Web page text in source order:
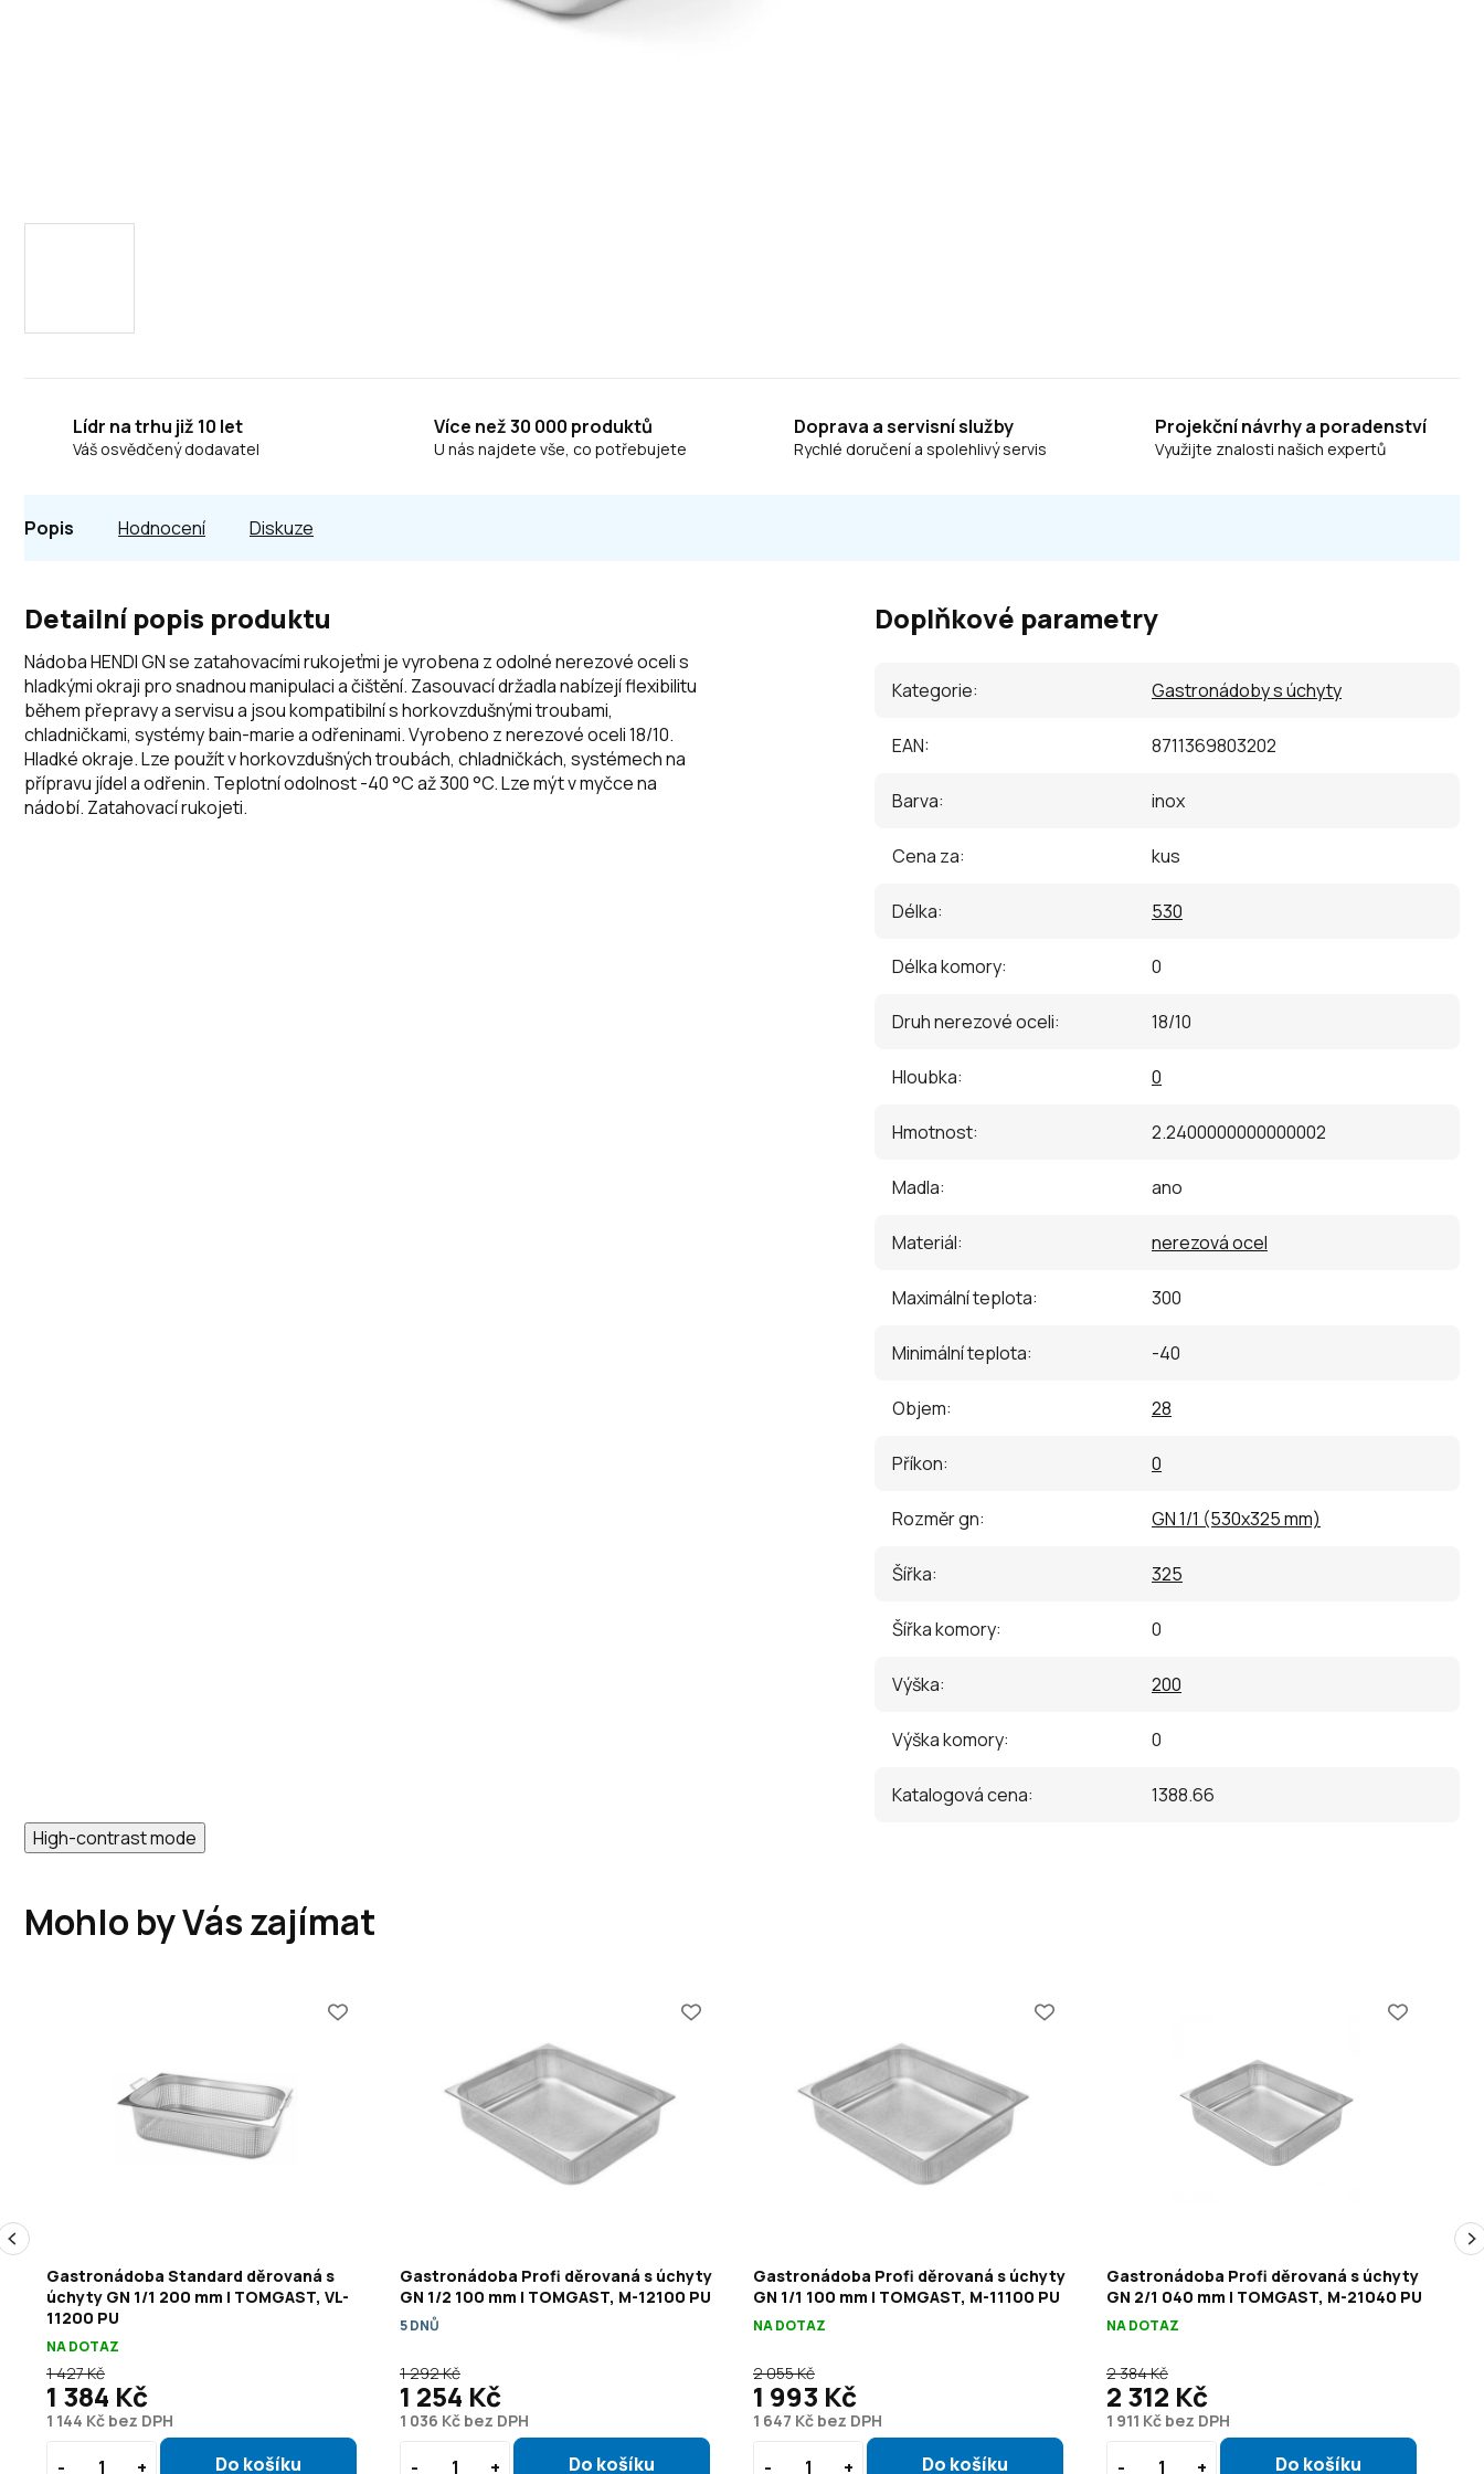
Lídr na trhu již 10 let
Váš osvědčený dodavatel
Více než 30 000 produktů
U nás najdete vše, co potřebujete
Doprava a servisní služby
Rychlé doručení a spolehlivý servis
Projekční návrhy a poradenství
Využijte znalosti našich expertů
Popis Hodnocení Diskuze
Detailní popis produktu
Nádoba HENDI GN se zatahovacími rukojeťmi je vyrobena z odolné nerezové oceli s
hladkými okraji pro snadnou manipulaci a čištění. Zasouvací držadla nabízejí flexibilitu
během přepravy a servisu a jsou kompatibilní s horkovzdušnými troubami,
chladničkami, systémy bain-marie a odřeninami. Vyrobeno z nerezové oceli 18/10.
Hladké okraje. Lze použít v horkovzdušných troubách, chladničkách, systémech na
přípravu jídel a odřenin. Teplotní odolnost -40 °C až 300 °C. Lze mýt v myčce na
nádobí. Zatahovací rukojeti.
Doplňkové parametry
Kategorie: Gastronádoby s úchyty
EAN: 8711369803202
Barva: inox
Cena za: kus
Délka: 530
Délka komory: 0
Druh nerezové oceli: 18/10
Hloubka: 0
Hmotnost: 2.2400000000000002
Madla: ano
Materiál: nerezová ocel
Maximální teplota: 300
Minimální teplota: -40
Objem: 28
Příkon: 0
Rozměr gn: GN 1/1 (530x325 mm)
Šířka: 325
Šířka komory: 0
Výška: 200
Výška komory: 0
Katalogová cena:
1388.66
High-contrast mode
Mohlo by Vás zajímat
Gastronádoba Standard děrovaná s
úchyty GN 1/1 200 mm | TOMGAST, VL-
11200 PU
NA DOTAZ
1 144 Kč bez DPH
1 427 Kč
1 384 Kč
Gastronádoba Profi děrovaná s úchyty
GN 1/2 100 mm | TOMGAST, M-12100 PU
5 DNŮ
1 036 Kč bez DPH
1 292 Kč
1 254 Kč
Gastronádoba Profi děrovaná s úchyty
GN 1/1 100 mm | TOMGAST, M-11100 PU
NA DOTAZ
1 647 Kč bez DPH
2 055 Kč
1 993 Kč
Gastronádoba Profi děrovaná s úchyty
GN 2/1 040 mm | TOMGAST, M-21040 PU
NA DOTAZ
1 911 Kč bez DPH
2 384 Kč
2 312 Kč